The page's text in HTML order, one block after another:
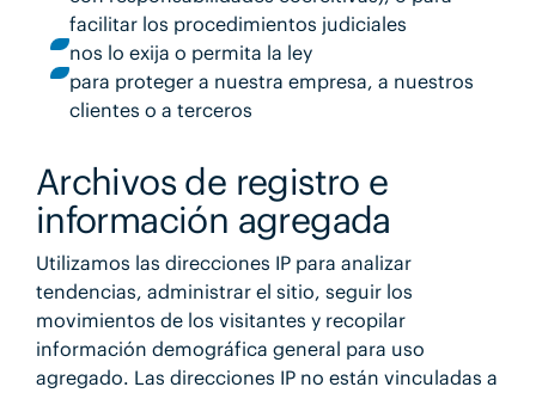
facilitar los procedimientos judiciales
nos lo exija o permita la ley
para proteger a nuestra empresa, a nuestros
clientes o a terceros
Archivos de registro e
información agregada
Utilizamos las direcciones IP para analizar
tendencias, administrar el sitio, seguir los
movimientos de los visitantes y recopilar
información demográfica general para uso
agregado. Las direcciones IP no están vinculadas a